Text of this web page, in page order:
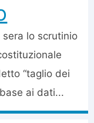
sera lo scrutinio
“taglio dei
ai dati...